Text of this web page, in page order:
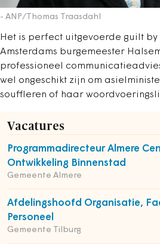
- ANP/Thomas Traasdahl
Het is perfect uitgevoerde guilt
Amsterdams burgemeester
professioneel
wel ongeschikt zijn om
souffleren of haar
Vacatures
Programmadirecteur Almere
Ontwikkeling Binnenstad
Gemeente Almere
Afdelingshoofd Organisatie,
Personeel
Gemeente Tilburg